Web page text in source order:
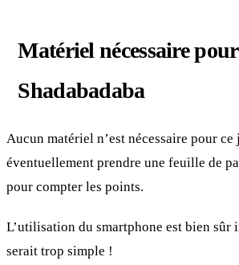
Matériel nécessaire
Shadabadaba
Aucun matériel n’est nécessaire pour ce
éventuellement prendre une feuille de
pour compter les points.
L’utilisation du smartphone est bien sûr
serait trop simple !